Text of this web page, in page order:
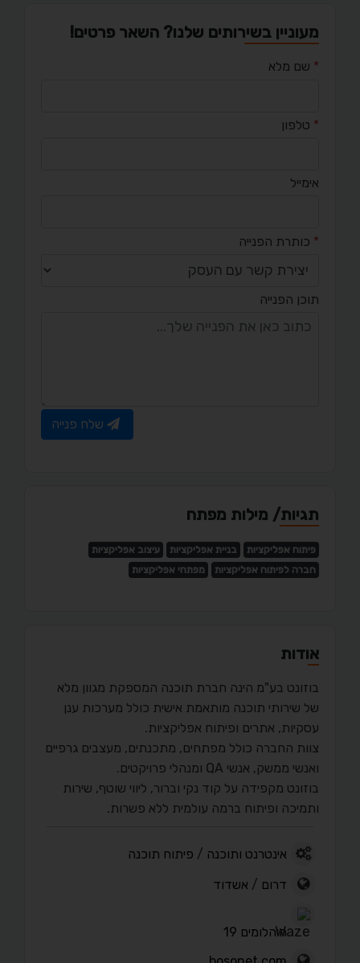
מעוניין בשירותים שלנו? השאר פרטים!
* שם מלא
* טלפון
אימייל
* כותרת הפנייה
תוכן הפנייה
שלח פנייה
תגיות/ מילות מפתח
פיתוח אפליקציות בניית אפליקציות
עיצוב אפליקציות
חברה לפיתוח אפליקציות
מפתחי אפליקציות
אודות
בוזונט בע"מ הינה חברת תוכנה המספקת מגוון מלא
של שירותי תוכנה מותאמת אישית כולל מערכות ענן
עסקיות, אתרים ופיתוח אפליקציות.
צוות החברה כולל מפתחים, מתכנתים, מעצבים גרפיים
ואנשי ממשק, אנשי QA ומנהלי פרויקטים.
בוזונט מקפידה על קוד נקי וברור, ליווי שוטף, שירות
ותמיכה ופיתוח ברמה עולמית ללא פשרות.
אינטרנט ותוכנה / פיתוח תוכנה
דרום / אשדוד
היהלומים 19